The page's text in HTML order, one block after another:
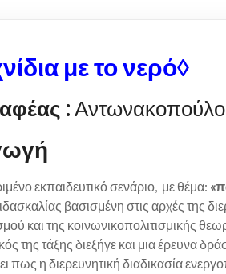
με το νερό◊
:
εκπαιδευτικό σενάριο, με θέμα:
βασισμένη στις αρχές της
και της κοινωνικοπολιτισμικής
της τάξης διεξήγε και μια έρευνα
πως η διερευνητική διαδικασία